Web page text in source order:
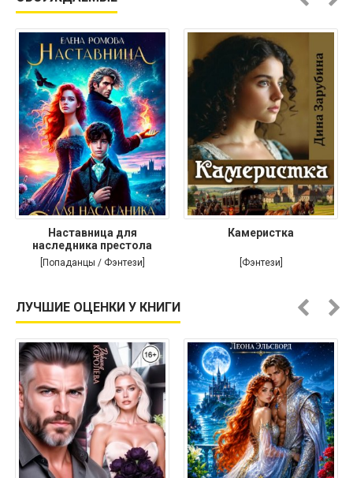
Наставница для
наследника престола
[Попаданцы / Фэнтези]
Камеристка
[Фэнтези]
ЛУЧШИЕ ОЦЕНКИ У КНИГИ